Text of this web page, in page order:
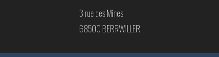
3 rue des Mines
68500 BERRWILLER